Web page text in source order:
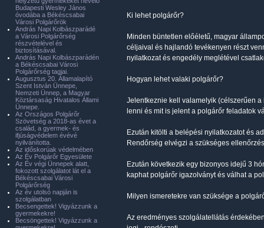
Ki lehet polgárőr?
Minden büntetlen előéletű, magyar
céljaival és hajlandó tevékenyen részt
nyilatkozat és engedély meglétével
Hogyan lehet valaki polgárőr?
Jelentkeznie kell valamelyik (célszerűen
lenni és mit is jelent a polgárőr feladatok
Ezután kitölti a belépési nyilatkozatot és
Rendőrség elvégzi a szükséges
Ezután következik egy bizonyos idejű 3
kaphat polgárőr igazolványt és válhat a
Milyen ismeretekre van szüksége a
Az eredményes szolgálatellátás
Budapesti Wesley János
óvodába a Békéscsabai
Városi Polgárőrök
András Napi Kolbászparádé
a Városi Polgárőrség
részvételével és
biztosításával.
András Napi Kolbászparádén
a Békéscsabai Városi
Polgárőrség tagjai.
Augusztus 20. Államalapító
Szent István Ünnepe,
Nemzeti Ünnep, a Magyar
Köztársaság Hivatalos Állami
Ünnepe.
Az Országos Polgárőr
Szövetség a 2018-as évet a
család, a gyermek- és
ifjúságvédelem évévé
nyilvánította.
Az időskorúak védelmében
Az Év Polgárőr Egyesülete
Az Év végi Ünnepek alatt,
fokozott szolgálatot lát el a
Békéscsabai Városi
Polgárőrség
Az év utolsó napján is
szolgálatban
Becsengettek! Vigyázzunk a
gyermekekre!
Becsöngettek! Vigyázzunk a